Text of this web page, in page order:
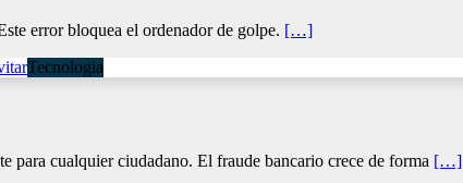
error bloquea el ordenador de golpe. […]
Tecnologia
para cualquier ciudadano. El fraude bancario crece de forma […]